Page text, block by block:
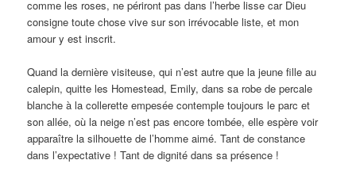
comme les roses, ne périront pas dans l’herbe lisse car Dieu
consigne toute chose vive sur son irrévocable liste, et mon
amour y est inscrit.
Quand la dernière visiteuse, qui n’est autre que la jeune fille au
calepin, quitte les Homestead, Emily, dans sa robe de percale
blanche à la collerette empesée contemple toujours le parc et
son allée, où la neige n’est pas encore tombée, elle espère voir
apparaître la silhouette de l’homme aimé. Tant de constance
dans l’expectative ! Tant de dignité dans sa présence !